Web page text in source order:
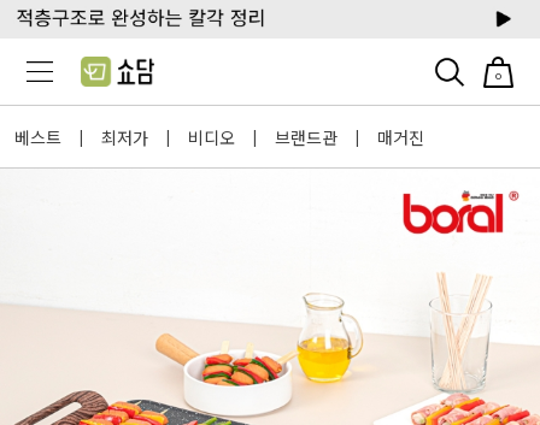
0
베스트 | 최저가 | 비디오 | 브랜드관 | 매거진